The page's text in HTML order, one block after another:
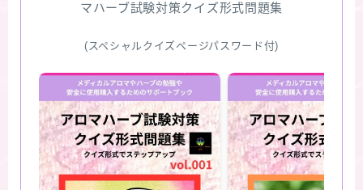
マハーブ試験対策クイズ形式問題集
(スペシャルクイズページパスワード付)